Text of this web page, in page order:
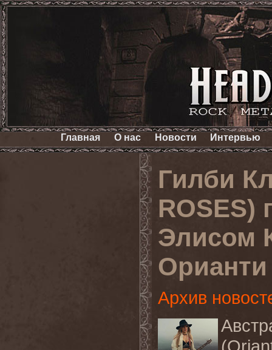
Главная О нас Новости Интервью
Гилби
ROSES)
Элисом
Орианти
Архив